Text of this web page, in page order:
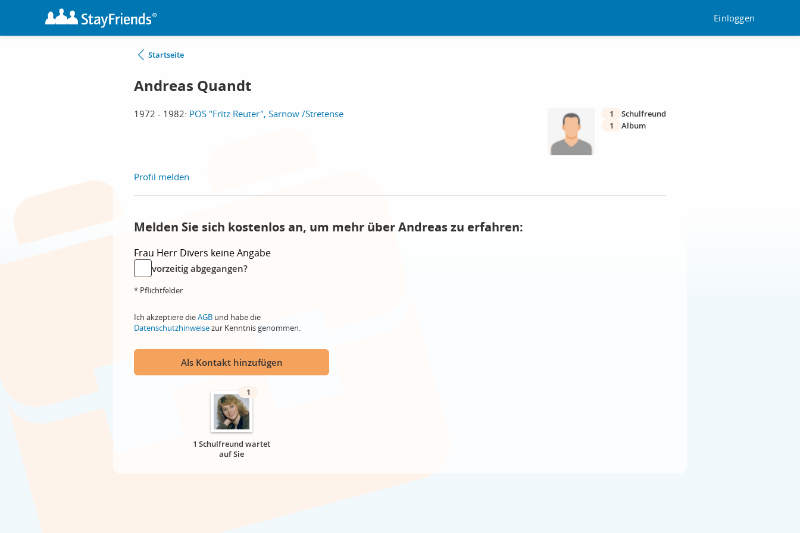
Einloggen
Startseite
Andreas Quandt
1972 - 1982: POS "Fritz Reuter", Sarnow /Stretense 1
Schulfreund
1
Album
Profil melden
Melden Sie sich kostenlos an, um mehr über Andreas zu erfahren:
Frau Herr Divers keine Angabe
vorzeitig abgegangen?
* Pflichtfelder
Ich akzeptiere dieAGB und habe die
Datenschutzhinweisezur Kenntnis genommen.
Als Kontakt hinzufügen
1
1 Schulfreund wartet
auf Sie